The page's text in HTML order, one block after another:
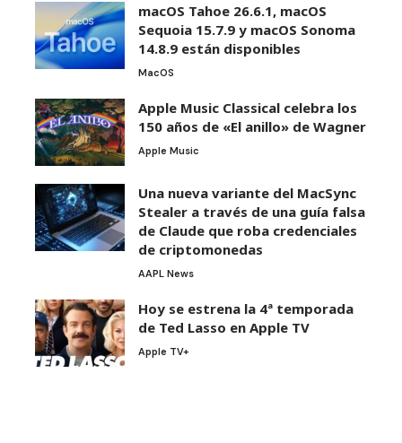
macOS Tahoe 26.6.1, macOS
Sequoia 15.7.9 y macOS Sonoma
14.8.9 están disponibles
MacOS
Apple Music Classical celebra los
150 años de «El anillo» de Wagner
Apple Music
Una nueva variante del MacSync
Stealer a través de una guía falsa
de Claude que roba credenciales
de criptomonedas
AAPL News
Hoy se estrena la 4ª temporada
de Ted Lasso en Apple TV
Apple TV+